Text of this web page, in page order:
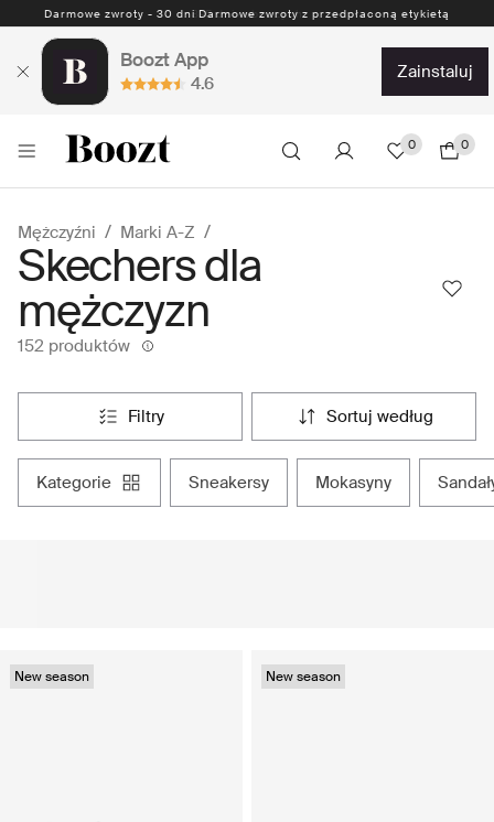
Darmowe zwroty - 30 dni Darmowe zwroty z przedpłaconą etykietą
Boozt App
4.6
zainstaluj
0 0
Mężczyźni Marki A-Z
Skechers dla
mężczyzn
152 produktów
filtry sortuj według
kategorie sneakersy mokasyny
New season New season